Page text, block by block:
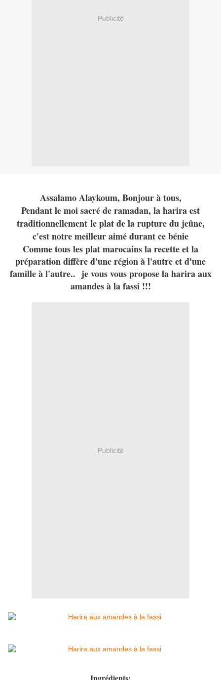
Publicité
Assalamo Alaykoum, Bonjour à tous,
Pendant le moi sacré de ramadan, la harira est
traditionnellement le plat de la rupture du jeûne,
c'est notre meilleur aimé durant ce bénie
Comme tous les plat marocains la recette et la
préparation diffère d'une région à l'autre et d'une
famille à l'autre.. je vous vous propose la harira aux
amandes à la fassi !!!
Publicité